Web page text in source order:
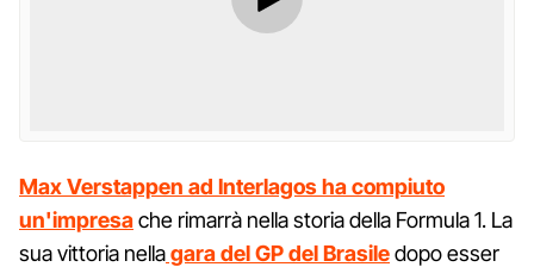
Max Verstappen ad Interlagos ha compiuto
un'impresache rimarrà nella storia della Formula 1. La
sua vittoria nellagara del GP del Brasiledopo esser